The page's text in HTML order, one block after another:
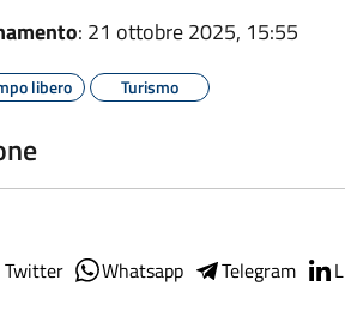
: 21 ottobre 2025, 15:55
libero Turismo
Twitter Whatsapp Telegram